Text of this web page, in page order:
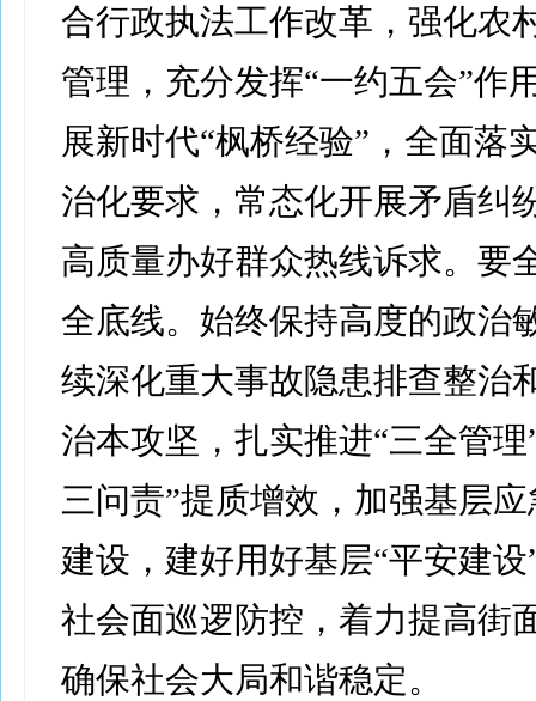
合行政执法工作改革，强化农
管理，充分发挥“一约五会”作
展新时代“枫桥经验”，全面落
治化要求，常态化开展矛盾纠
高质量办好群众热线诉求。要
全底线。始终保持高度的政治
续深化重大事故隐患排查整治
治本攻坚，扎实推进“三全管理
三问责”提质增效，加强基层
建设，建好用好基层“平安建
社会面巡逻防控，着力提高街
确保社会大局和谐稳定。